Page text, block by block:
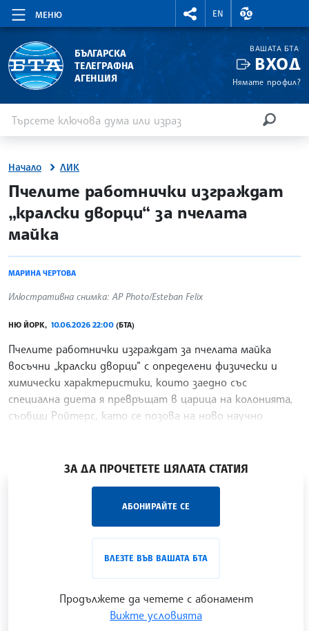
МЕНЮ
RIGHTMENU.SOCIAL
EN
ВАЛУТНИ
БЪЛГАРСКА
ТЕЛЕГРАФНА
АГЕНЦИЯ
ВАШАТА БТА
ВХОД
Нямате профил?
Начало ЛИК
site.bta
Пчелите работнички изграждат
„кралски дворци“ за пчелата
майка
МАРИНА ЧЕРТОВА
Илюстративна снимка: AP Photo/Esteban Felix
НЮ ЙОРК, 10.06.2026 22:00 (БТА)
Пчелите работнички изграждат за пчелата майка
восъчни „кралски дворци“ с определени физически и
химически характеристики, които заедно със
специална диета я превръщат в царица на колонията,
съобщи Ройтерс, като се позова на ново научно
ЗА ДА ПРОЧЕТЕТЕ ЦЯЛАТА СТАТИЯ
АБОНИРАЙТЕ СЕ
ВЛЕЗТЕ ВЪВ ВАШАТА БТА
Продължете да четете с абонамент
Вижте условията
„Час ЛИК“ на БТА е мястото за срещи отблизо с
Гледайте ни в YouTube